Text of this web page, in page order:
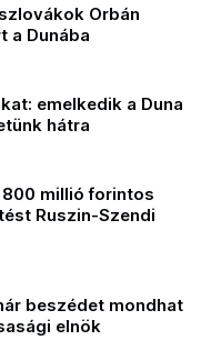
Orbán
a Dunába
emelkedik a Duna
hátra
millió forintos
Ruszin-Szendi
beszédet mondhat
elnök